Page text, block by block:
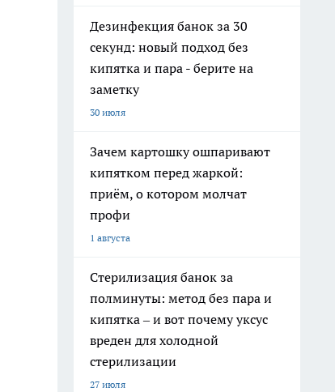
Дезинфекция банок за 30
секунд: новый подход без
кипятка и пара - берите на
заметку
30 июля
Зачем картошку ошпаривают
кипятком перед жаркой:
приём, о котором молчат
профи
1 августа
Стерилизация банок за
полминуты: метод без пара и
кипятка – и вот почему уксус
вреден для холодной
стерилизации
27 июля